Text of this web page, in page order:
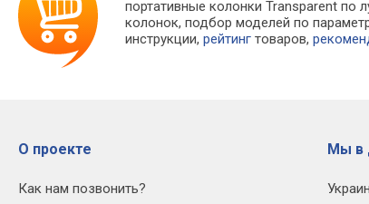
портативные колонки Transparent
колонок, подбор моделей по
инструкции,рейтинг товаров,
О проекте
Как нам позвонить?
Мы в